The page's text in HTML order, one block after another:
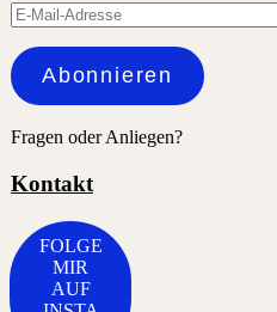
E-
Mail-
Adresse
Abonnieren
Fragen oder Anliegen?
Kontakt
FOLGE
MIR
AUF